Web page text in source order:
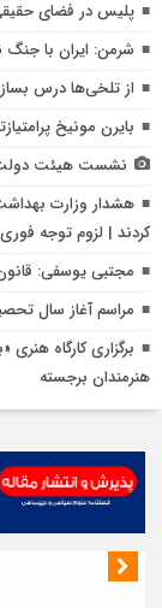
پلیس در فضای
شرمن: ایران با جنگ
از تلخی‌ها درس
بایرن مونیخ
نشست هیئت دولت
کردند | لزوم توجه
مجتبی یوسفی:
مراسم آغاز سال
برگزاری کارگاه
هنرمندان برجسته